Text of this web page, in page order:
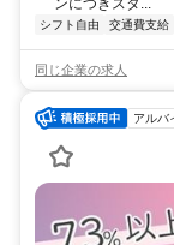
シフト自由 交通費支給
同じ企業の求人
アルバ